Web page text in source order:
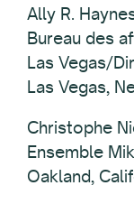
Ally R.
Bureau des
Las Vegas/
Las Vegas,
Christophe
Ensemble
Oakland,